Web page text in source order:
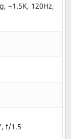
~1.5K, 120Hz,
f/1.5